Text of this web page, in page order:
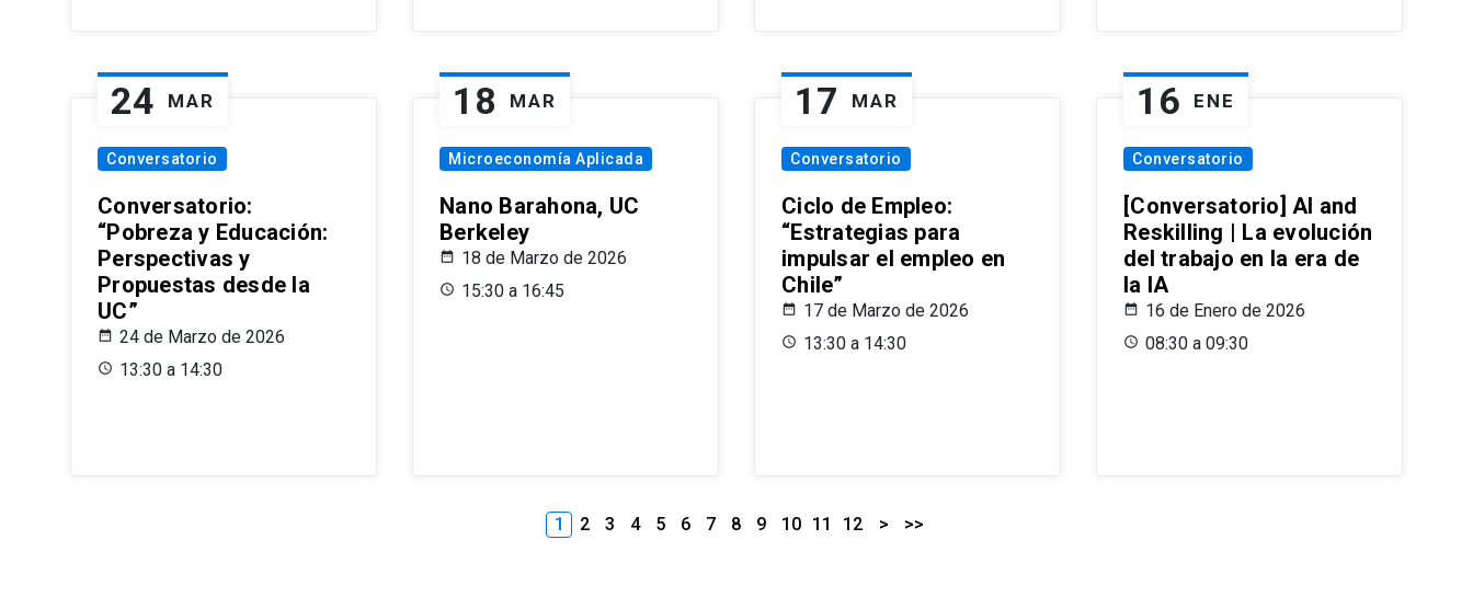
24 MAR
Conversatorio
Conversatorio:
“Pobreza y Educación:
Perspectivas y
Propuestas desde la
UC”
24 de Marzo de 2026
13:30 a 14:30
18 MAR
Microeconomía Aplicada
Nano Barahona, UC
Berkeley
18 de Marzo de 2026
15:30 a 16:45
17 MAR
Conversatorio
Ciclo de Empleo:
“Estrategias para
impulsar el empleo en
Chile”
17 de Marzo de 2026
13:30 a 14:30
16 ENE
Conversatorio
[Conversatorio] AI and
Reskilling | La evolución
del trabajo en la era de
la IA
16 de Enero de 2026
08:30 a 09:30
1 2 3 4 5 6 7 8 9 10 11 12 > >>